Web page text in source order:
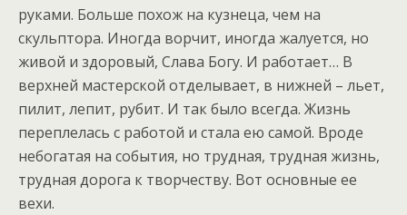
руками. Больше похож на кузнеца, чем на
скульптора. Иногда ворчит, иногда жалуется, но
живой и здоровый, Слава Богу. И работает… В
верхней мастерской отделывает, в нижней – льет,
пилит, лепит, рубит. И так было всегда. Жизнь
переплелась с работой и стала ею самой. Вроде
небогатая на события, но трудная, трудная жизнь,
трудная дорога к творчеству. Вот основные ее
вехи.